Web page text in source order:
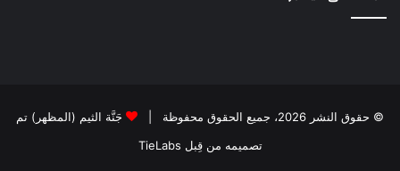
© حقوق النشر 2026، جميع الحقوق محفوظة |
جَنَّة الثيم (المظهر) تم
تصميمه من قِبل TieLabs